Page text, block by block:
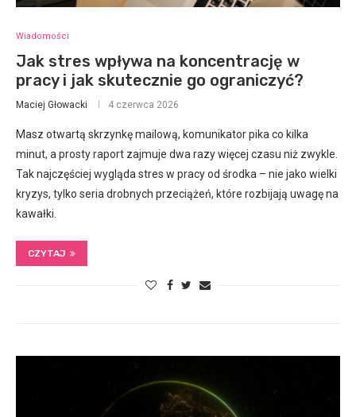
Wiadomości
Jak stres wpływa na koncentrację w
pracy i jak skutecznie go ograniczyć?
Maciej Głowacki 4 czerwca 2026
Masz otwartą skrzynkę mailową, komunikator pika co kilka
minut, a prosty raport zajmuje dwa razy więcej czasu niż zwykle.
Tak najczęściej wygląda stres w pracy od środka – nie jako wielki
kryzys, tylko seria drobnych przeciążeń, które rozbijają uwagę na
kawałki.
CZYTAJ